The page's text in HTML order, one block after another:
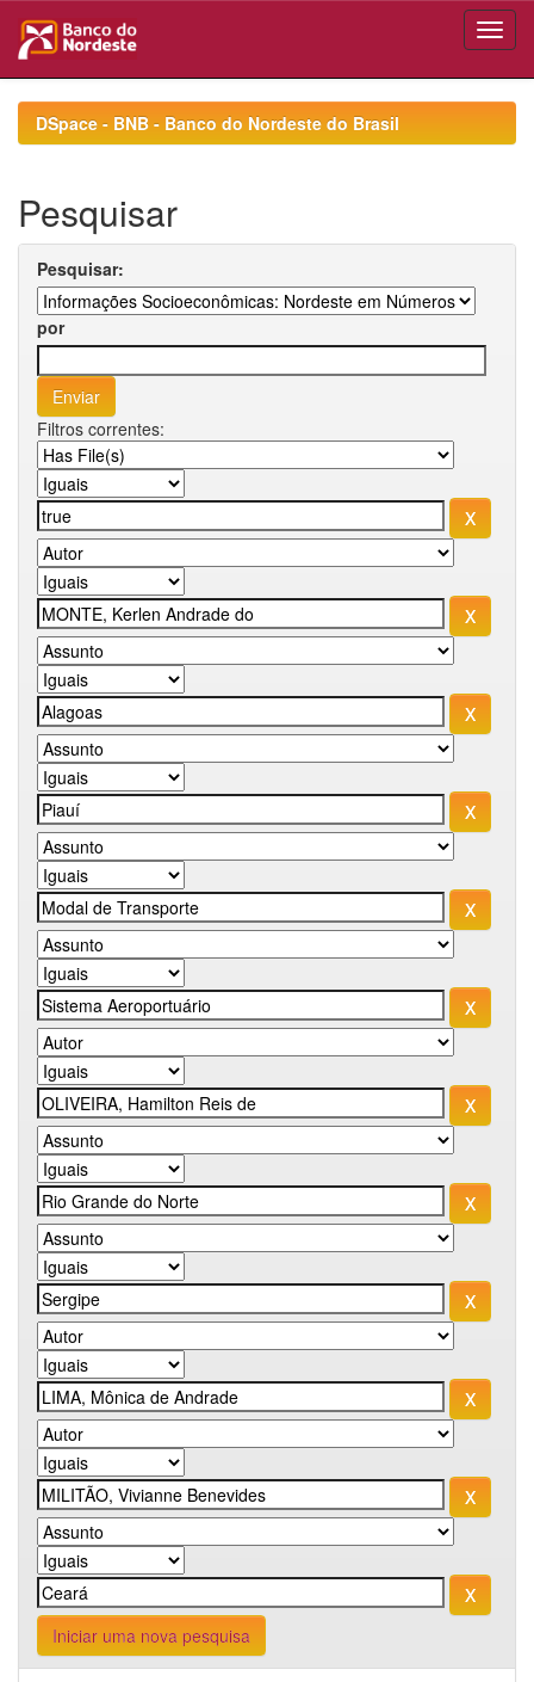
navigationDSpace - BNB - Banco do Nordeste do Brasil
Pesquisar
Pesquisar:
por
Filtros correntes:
Iniciar uma nova pesquisa